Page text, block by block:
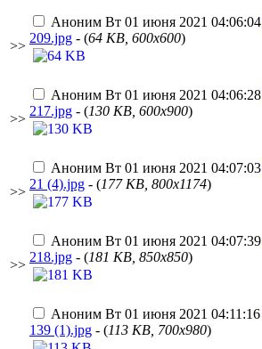
>>
Аноним Вт 01 июня 2021 04:06:04
209.jpg - (64 KB, 600x600)
>>
Аноним Вт 01 июня 2021 04:06:28
217.jpg - (130 KB, 600x900)
>>
Аноним Вт 01 июня 2021 04:07:03
21 (4).jpg - (177 KB, 800x1174)
>>
Аноним Вт 01 июня 2021 04:07:39
218.jpg - (181 KB, 850x850)
Аноним Вт 01 июня 2021 04:11:16
139 (1).jpg - (113 KB, 700x980)